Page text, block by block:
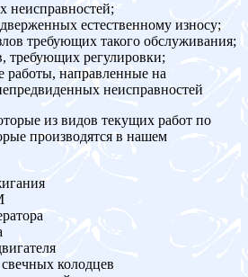
неисправностей;
естественному износу;
требующих такого обслуживания;
требующих регулировки;
работы, направленные на
неисправностей
из видов текущих работ по
производятся в нашем
колодцев